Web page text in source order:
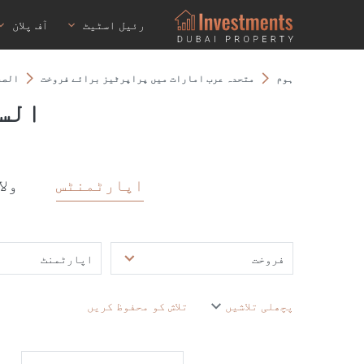
رئیل اسٹیٹ آف پلان
ہوم متحدہ عرب امارات میں پراپرٹیز برائے فروخت
اپارٹمنٹس
فروخت اپارٹمنٹ
پچھلی تلاشیں تلاش کو محفوظ کریں